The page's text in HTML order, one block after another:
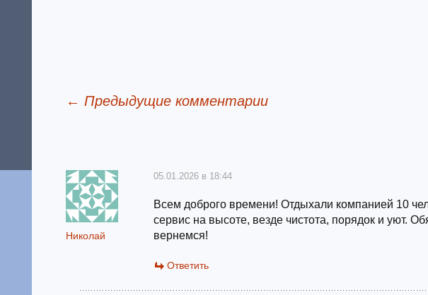
← Предыдущие комментарии
Николай
05.01.2026 в 18:44
Всем доброго времени! Отдыхали компанией 10
сервис на высоте, везде чистота, порядок и уют.
вернемся!
Ответить